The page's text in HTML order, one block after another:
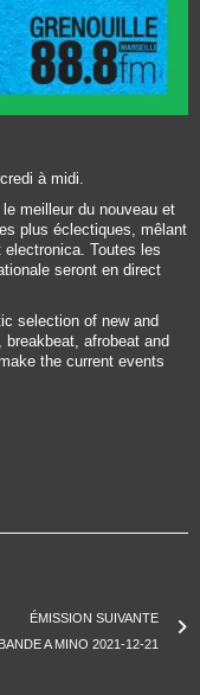
à midi.
meilleur du nouveau et
plus éclectiques, mêlant
Toutes les
seront en direct
selection of new and
afrobeat and
the current events
ÉMISSION SUIVANTE
BANDE A MINO 2021-12-21